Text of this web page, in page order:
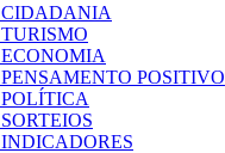
CIDADANIA
TURISMO
ECONOMIA
PENSAMENTO POSITIVO
POLÍTICA
SORTEIOS
INDICADORES